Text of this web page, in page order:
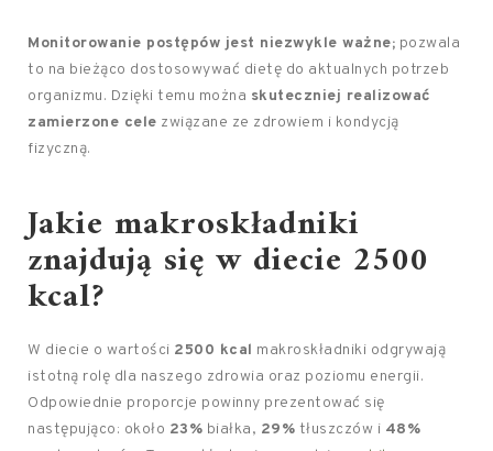
Monitorowanie postępów jest niezwykle ważne; pozwala
to na bieżąco dostosowywać dietę do aktualnych potrzeb
organizmu. Dzięki temu można skuteczniej realizować
zamierzone cele związane ze zdrowiem i kondycją
fizyczną.
Jakie makroskładniki
znajdują się w diecie 2500
kcal?
W diecie o wartości 2500 kcal makroskładniki odgrywają
istotną rolę dla naszego zdrowia oraz poziomu energii.
Odpowiednie proporcje powinny prezentować się
następująco: około 23% białka, 29% tłuszczów i 48%